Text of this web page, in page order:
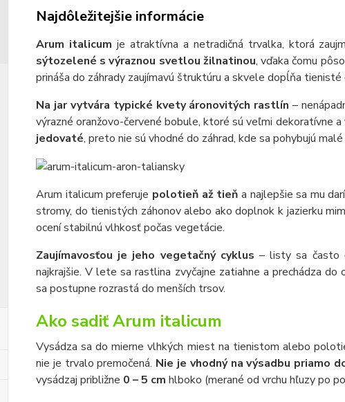
Najdôležitejšie informácie
Arum italicum je atraktívna a netradičná trvalka, ktorá
sýtozelené s výraznou svetlou žilnatinou, vďaka čomu
prináša do záhrady zaujímavú štruktúru a skvele dopĺňa
Na jar vytvára typické kvety áronovitých rastlín –
výrazné oranžovo-červené bobule, ktoré sú veľmi dekoratívne
jedovaté, preto nie sú vhodné do záhrad, kde sa pohybujú
Arum italicum preferuje polotieň až tieň a najlepšie sa mu
stromy, do tienistých záhonov alebo ako doplnok k jazierku
ocení stabilnú vlhkosť počas vegetácie.
Zaujímavosťou je jeho vegetačný cyklus – listy sa často
najkrajšie. V lete sa rastlina zvyčajne zatiahne a prechádza do
sa postupne rozrastá do menších trsov.
Ako sadiť Arum italicum
Vysádza sa do mierne vlhkých miest na tienistom alebo
nie je trvalo premočená. Nie je vhodný na výsadbu priamo
vysádzaj približne 0 – 5 cm hlboko (merané od vrchu hľuzy po